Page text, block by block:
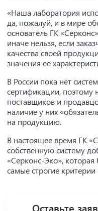
«Наша лаборатория
да, пожалуй, и в мире
основатель ГК
иначе нельзя, если
качества своей
значения ее
В России пока нет
сертификации, поэтому
поставщиков и
наличие у них
на продукцию.
В настоящее время ГК
собственную систему
«Серконс-Эко», которая
самые строгие критерии
Оставьте